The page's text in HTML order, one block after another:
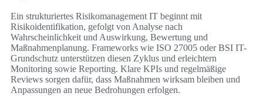
Ein strukturiertes Risikomanagement IT beginnt mit
Risikoidentifikation, gefolgt von Analyse nach
Wahrscheinlichkeit und Auswirkung, Bewertung und
Maßnahmenplanung. Frameworks wie ISO 27005 oder BSI IT-
Grundschutz unterstützen diesen Zyklus und erleichtern
Monitoring sowie Reporting. Klare KPIs und regelmäßige
Reviews sorgen dafür, dass Maßnahmen wirksam bleiben und
Anpassungen an neue Bedrohungen erfolgen.